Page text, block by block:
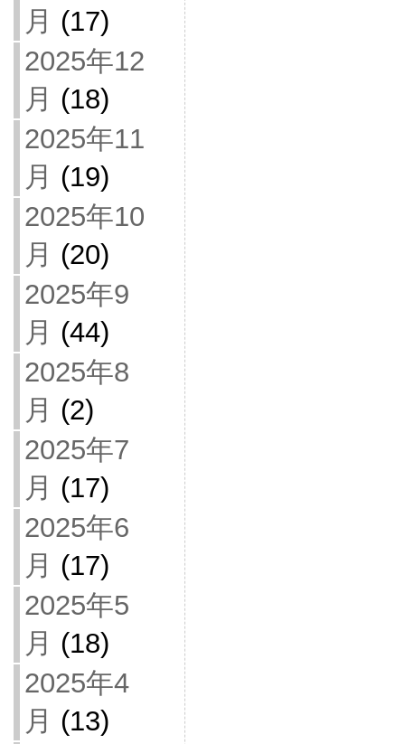
月 (17)
2025年12
月 (18)
2025年11
月 (19)
2025年10
月 (20)
2025年9
月 (44)
2025年8
月 (2)
2025年7
月 (17)
2025年6
月 (17)
2025年5
月 (18)
2025年4
月 (13)